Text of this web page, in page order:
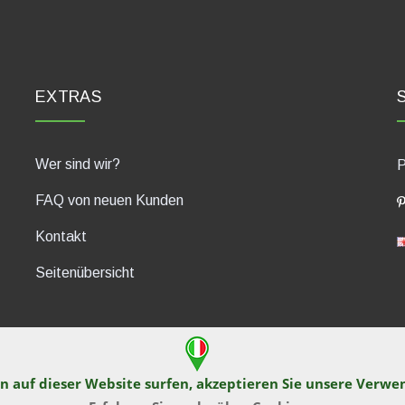
auf dieser Website surfen, akzeptieren Sie unsere
EXTRAS
Wer sind wir?
FAQ von neuen Kunden
Kontakt
Seitenübersicht
47835 Saludecio (RN), Italia. Numero REA: RN410802. P.IVA: